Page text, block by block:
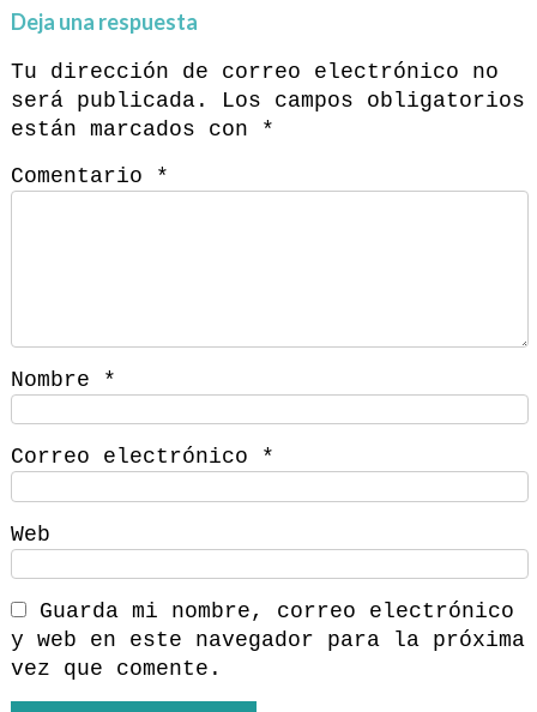
Deja una respuesta
Tu dirección de correo electrónico no
será publicada.
Los campos obligatorios
están marcados con
*
Comentario
*
Nombre *
Correo electrónico *
Web
Guarda mi nombre, correo electrónico
y web en este navegador para la próxima
vez que comente.